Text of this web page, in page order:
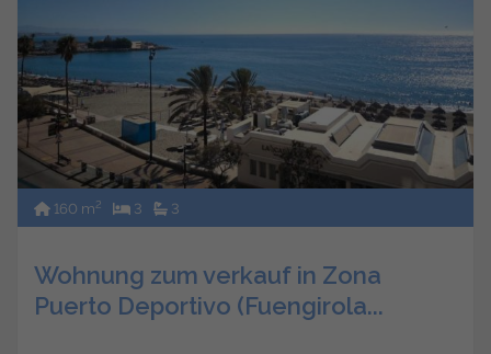
160 m2 3 3
Wohnung zum verkauf in Zona
Puerto Deportivo (Fuengirola...